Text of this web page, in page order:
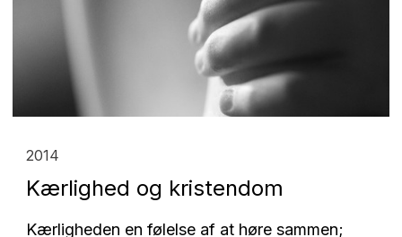
2014
Kærlighed og kristendom
Kærligheden en følelse af at høre sammen;